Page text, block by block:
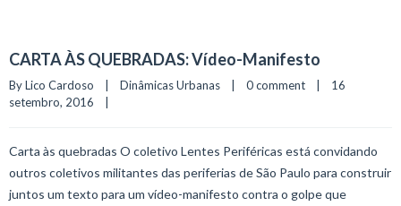
CARTA ÀS QUEBRADAS: Vídeo-Manifesto
By Lico Cardoso    | Dinâmicas Urbanas 0 comment
    |    16
setembro, 2016    |
Carta às quebradas O coletivo Lentes Periféricas está convidando
outros coletivos militantes das periferias de São Paulo para construir
juntos um texto para um vídeo-manifesto contra o golpe que